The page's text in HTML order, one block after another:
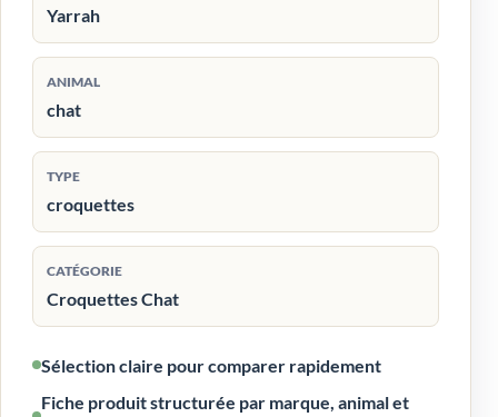
Yarrah
ANIMAL
chat
TYPE
croquettes
CATÉGORIE
Croquettes Chat
Sélection claire pour comparer rapidement
Fiche produit structurée par marque, animal et